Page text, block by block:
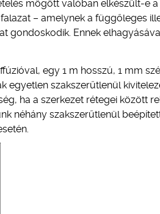
mögött valóban elkészült-e
– amelynek a függőleges
gondoskodik. Ennek
egy 1 m hosszú, 1 mm
egyetlen szakszerűtlenül
ha a szerkezet rétegei között
néhány szakszerűtlenül